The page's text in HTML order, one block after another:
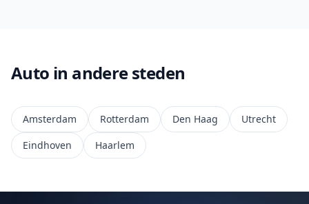
Auto in andere steden
Amsterdam Rotterdam Den Haag
Utrecht
Eindhoven
Haarlem